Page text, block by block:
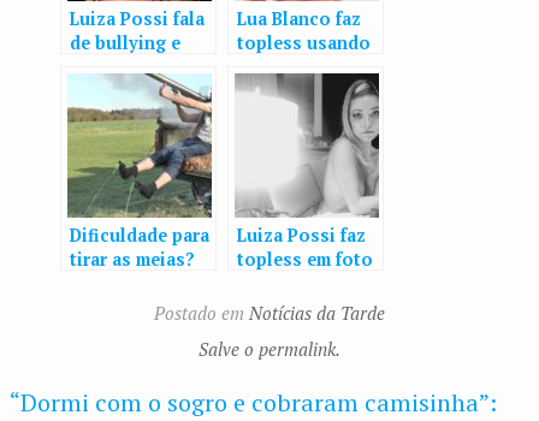
Luiza Possi fala
de bullying e
descobertas
depois dos 30
Lua Blanco faz
topless usando
“Brincadeira
Dificuldade para
tirar as meias?
Luiza Possi faz
topless em foto
aparentes
atenção
Postado em Notícias da Tarde
Salve o permalink.
“Dormi com o sogro e cobraram camisinha”: